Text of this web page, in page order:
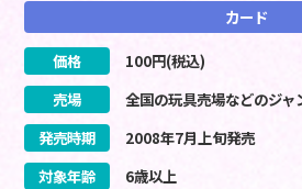
カード
価格 100円(税込)
売場
全国の玩具売場などのジ
発売時期
2008年7月上旬発売
対象年齢
6歳以上